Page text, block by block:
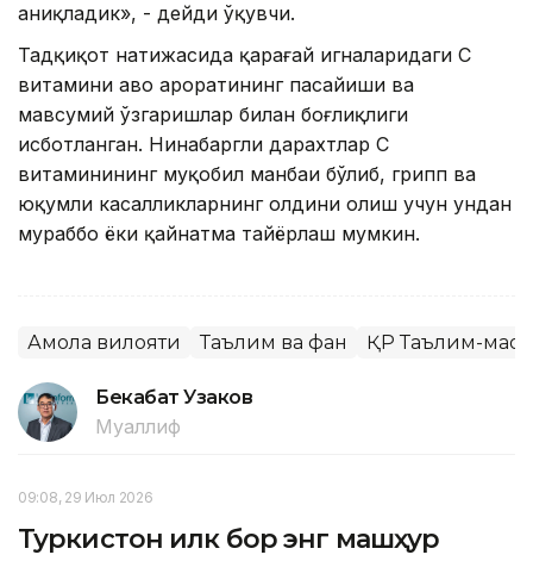
аниқладик», - дейди ўқувчи.
Тадқиқот натижасида қарағай игналаридаги С
витамини ҳаво ҳароратининг пасайиши ва
мавсумий ўзгаришлар билан боғлиқлиги
исботланган. Нинабаргли дарахтлар C
витаминининг муқобил манбаи бўлиб, грипп ва
юқумли касалликларнинг олдини олиш учун ундан
мураббо ёки қайнатма тайёрлаш мумкин.
Ақмола вилояти Таълим ва фан ҚР Таълим-
Бекабат Узаков
Муаллиф
09:08, 29 Июл 2026
Туркистон илк бор энг машҳур